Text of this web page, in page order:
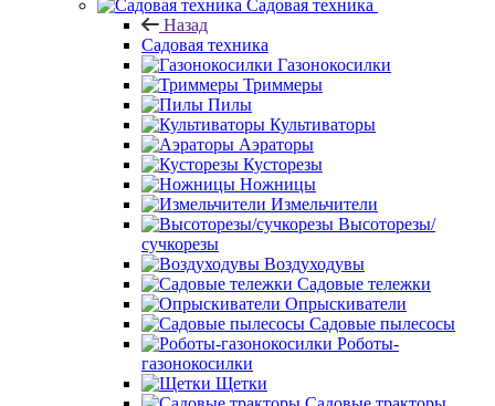
Садовая техника
Назад
Садовая техника
Газонокосилки
Триммеры
Пилы
Культиваторы
Аэраторы
Кусторезы
Ножницы
Измельчители
Высоторезы/
сучкорезы
Воздуходувы
Садовые тележки
Опрыскиватели
Садовые пылесосы
Роботы-
газонокосилки
Щетки